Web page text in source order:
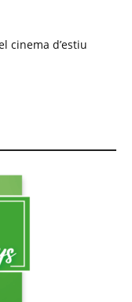
cinema d’estiu